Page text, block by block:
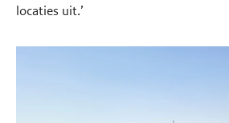
locaties uit.’